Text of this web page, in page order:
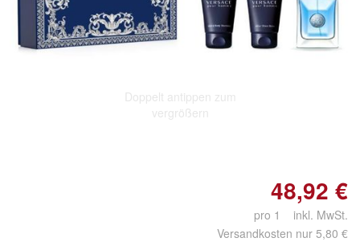
Doppelt antippen zum
vergrößern
48,92 €
pro 1 inkl. MwSt.
Versandkosten nur 5,80 €